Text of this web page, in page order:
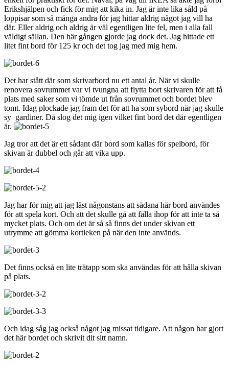
Erikshjälpen och fick för mig att kika in. Jag är inte lika såld på
loppisar som så många andra för jag hittar aldrig något jag vill ha
där. Eller aldrig och aldrig är väl egentligen lite fel, men i alla fall
väldigt sällan. Den här gången gjorde jag dock det. Jag hittade ett
litet fint bord för 125 kr och det tog jag med mig hem.
Det har stått där som skrivarbord nu ett antal år. När vi skulle
renovera sovrummet var vi tvungna att flytta bort skrivaren för att få
plats med saker som vi tömde ut från sovrummet och bordet blev
tomt. Idag plockade jag fram det för att ha som sybord när jag skulle
sy gardiner. Då slog det mig igen vilket fint bord det där egentligen
är.
Jag tror att det är ett sådant där bord som kallas för spelbord, för
skivan är dubbel och går att vika upp.
Jag har för mig att jag läst någonstans att sådana här bord användes
för att spela kort. Och att det skulle gå att fälla ihop för att inte ta så
mycket plats. Och om det är så så finns det under skivan ett
utrymme att gömma kortleken på när den inte används.
Det finns också en lite trätapp som ska användas för att hålla skivan
på plats.
Och idag såg jag också något jag missat tidigare. Att någon har gjort
det här bordet och skrivit dit sitt namn.